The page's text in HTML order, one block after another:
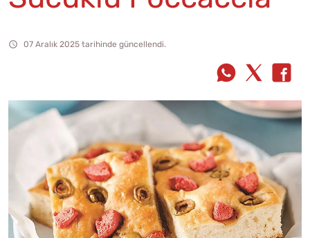
07 Aralık 2025 tarihinde güncellendi.